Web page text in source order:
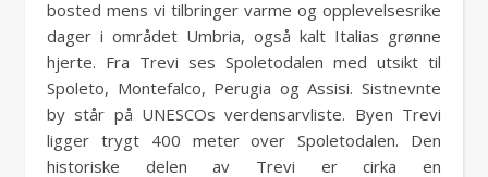
bosted mens vi tilbringer varme og opplevelsesrike
dager i området Umbria, også kalt Italias grønne
hjerte. Fra Trevi ses Spoletodalen med utsikt til
Spoleto, Montefalco, Perugia og Assisi. Sistnevnte
by står på UNESCOs verdensarvliste. Byen Trevi
ligger trygt 400 meter over Spoletodalen. Den
historiske delen av Trevi er cirka en